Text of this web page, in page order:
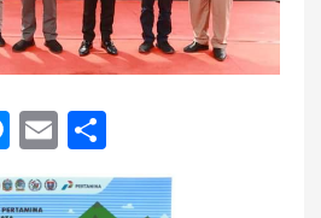
M
e
ss
E
m
ai
h
a